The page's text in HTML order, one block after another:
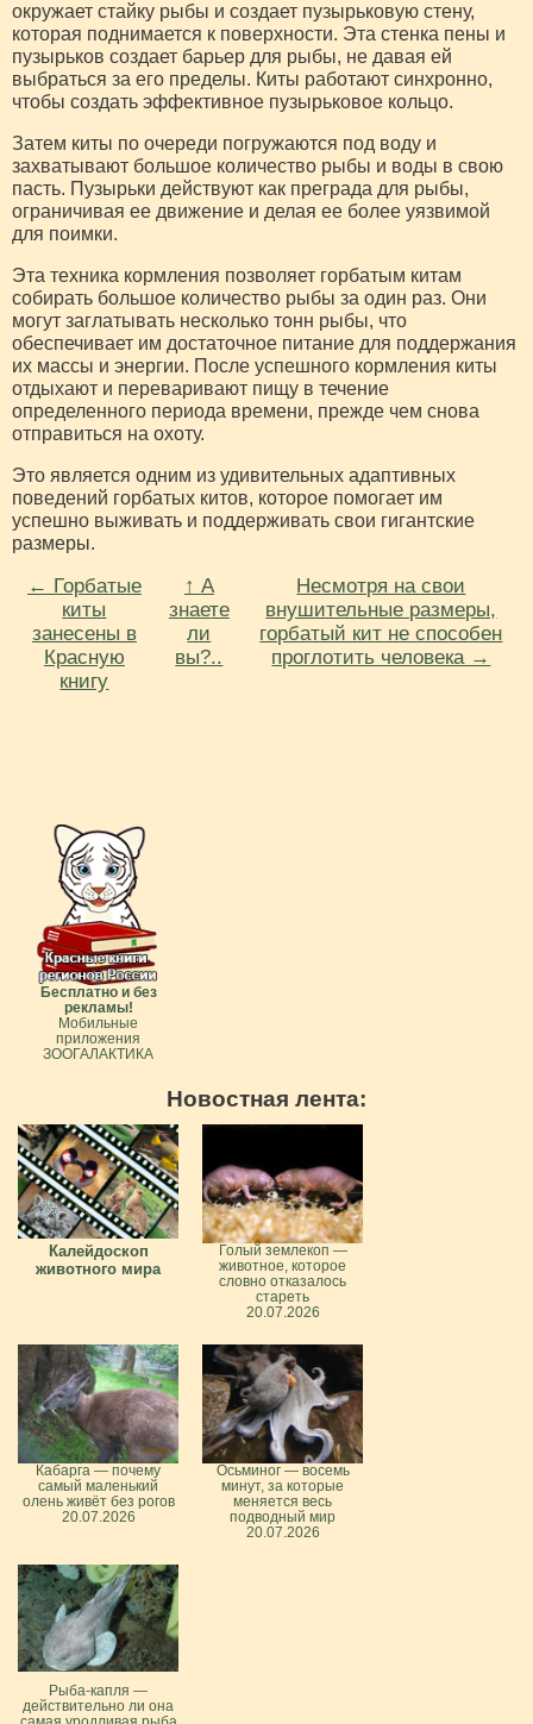
окружает стайку рыбы и создает пузырьковую стену,
которая поднимается к поверхности. Эта стенка пены и
пузырьков создает барьер для рыбы, не давая ей
выбраться за его пределы. Киты работают синхронно,
чтобы создать эффективное пузырьковое кольцо.
Затем киты по очереди погружаются под воду и
захватывают большое количество рыбы и воды в свою
пасть. Пузырьки действуют как преграда для рыбы,
ограничивая ее движение и делая ее более уязвимой
для поимки.
Эта техника кормления позволяет горбатым китам
собирать большое количество рыбы за один раз. Они
могут заглатывать несколько тонн рыбы, что
обеспечивает им достаточное питание для поддержания
их массы и энергии. После успешного кормления киты
отдыхают и переваривают пищу в течение
определенного периода времени, прежде чем снова
отправиться на охоту.
Это является одним из удивительных адаптивных
поведений горбатых китов, которое помогает им
успешно выживать и поддерживать свои гигантские
размеры.
← Горбатые
киты
занесены в
Красную
книгу
↑ А
знаете
ли
вы?..
Несмотря на свои
внушительные размеры,
горбатый кит не способен
проглотить человека →
Бесплатно и без
рекламы!
Мобильные
приложения
ЗООГАЛАКТИКА
Новостная лента:
Калейдоскоп
животного мира
Голый землекоп —
животное, которое
словно отказалось
стареть
20.07.2026
Кабарга — почему
самый маленький
олень живёт без рогов
20.07.2026
Осьминог — восемь
минут, за которые
меняется весь
подводный мир
20.07.2026
Рыба-капля —
действительно ли она